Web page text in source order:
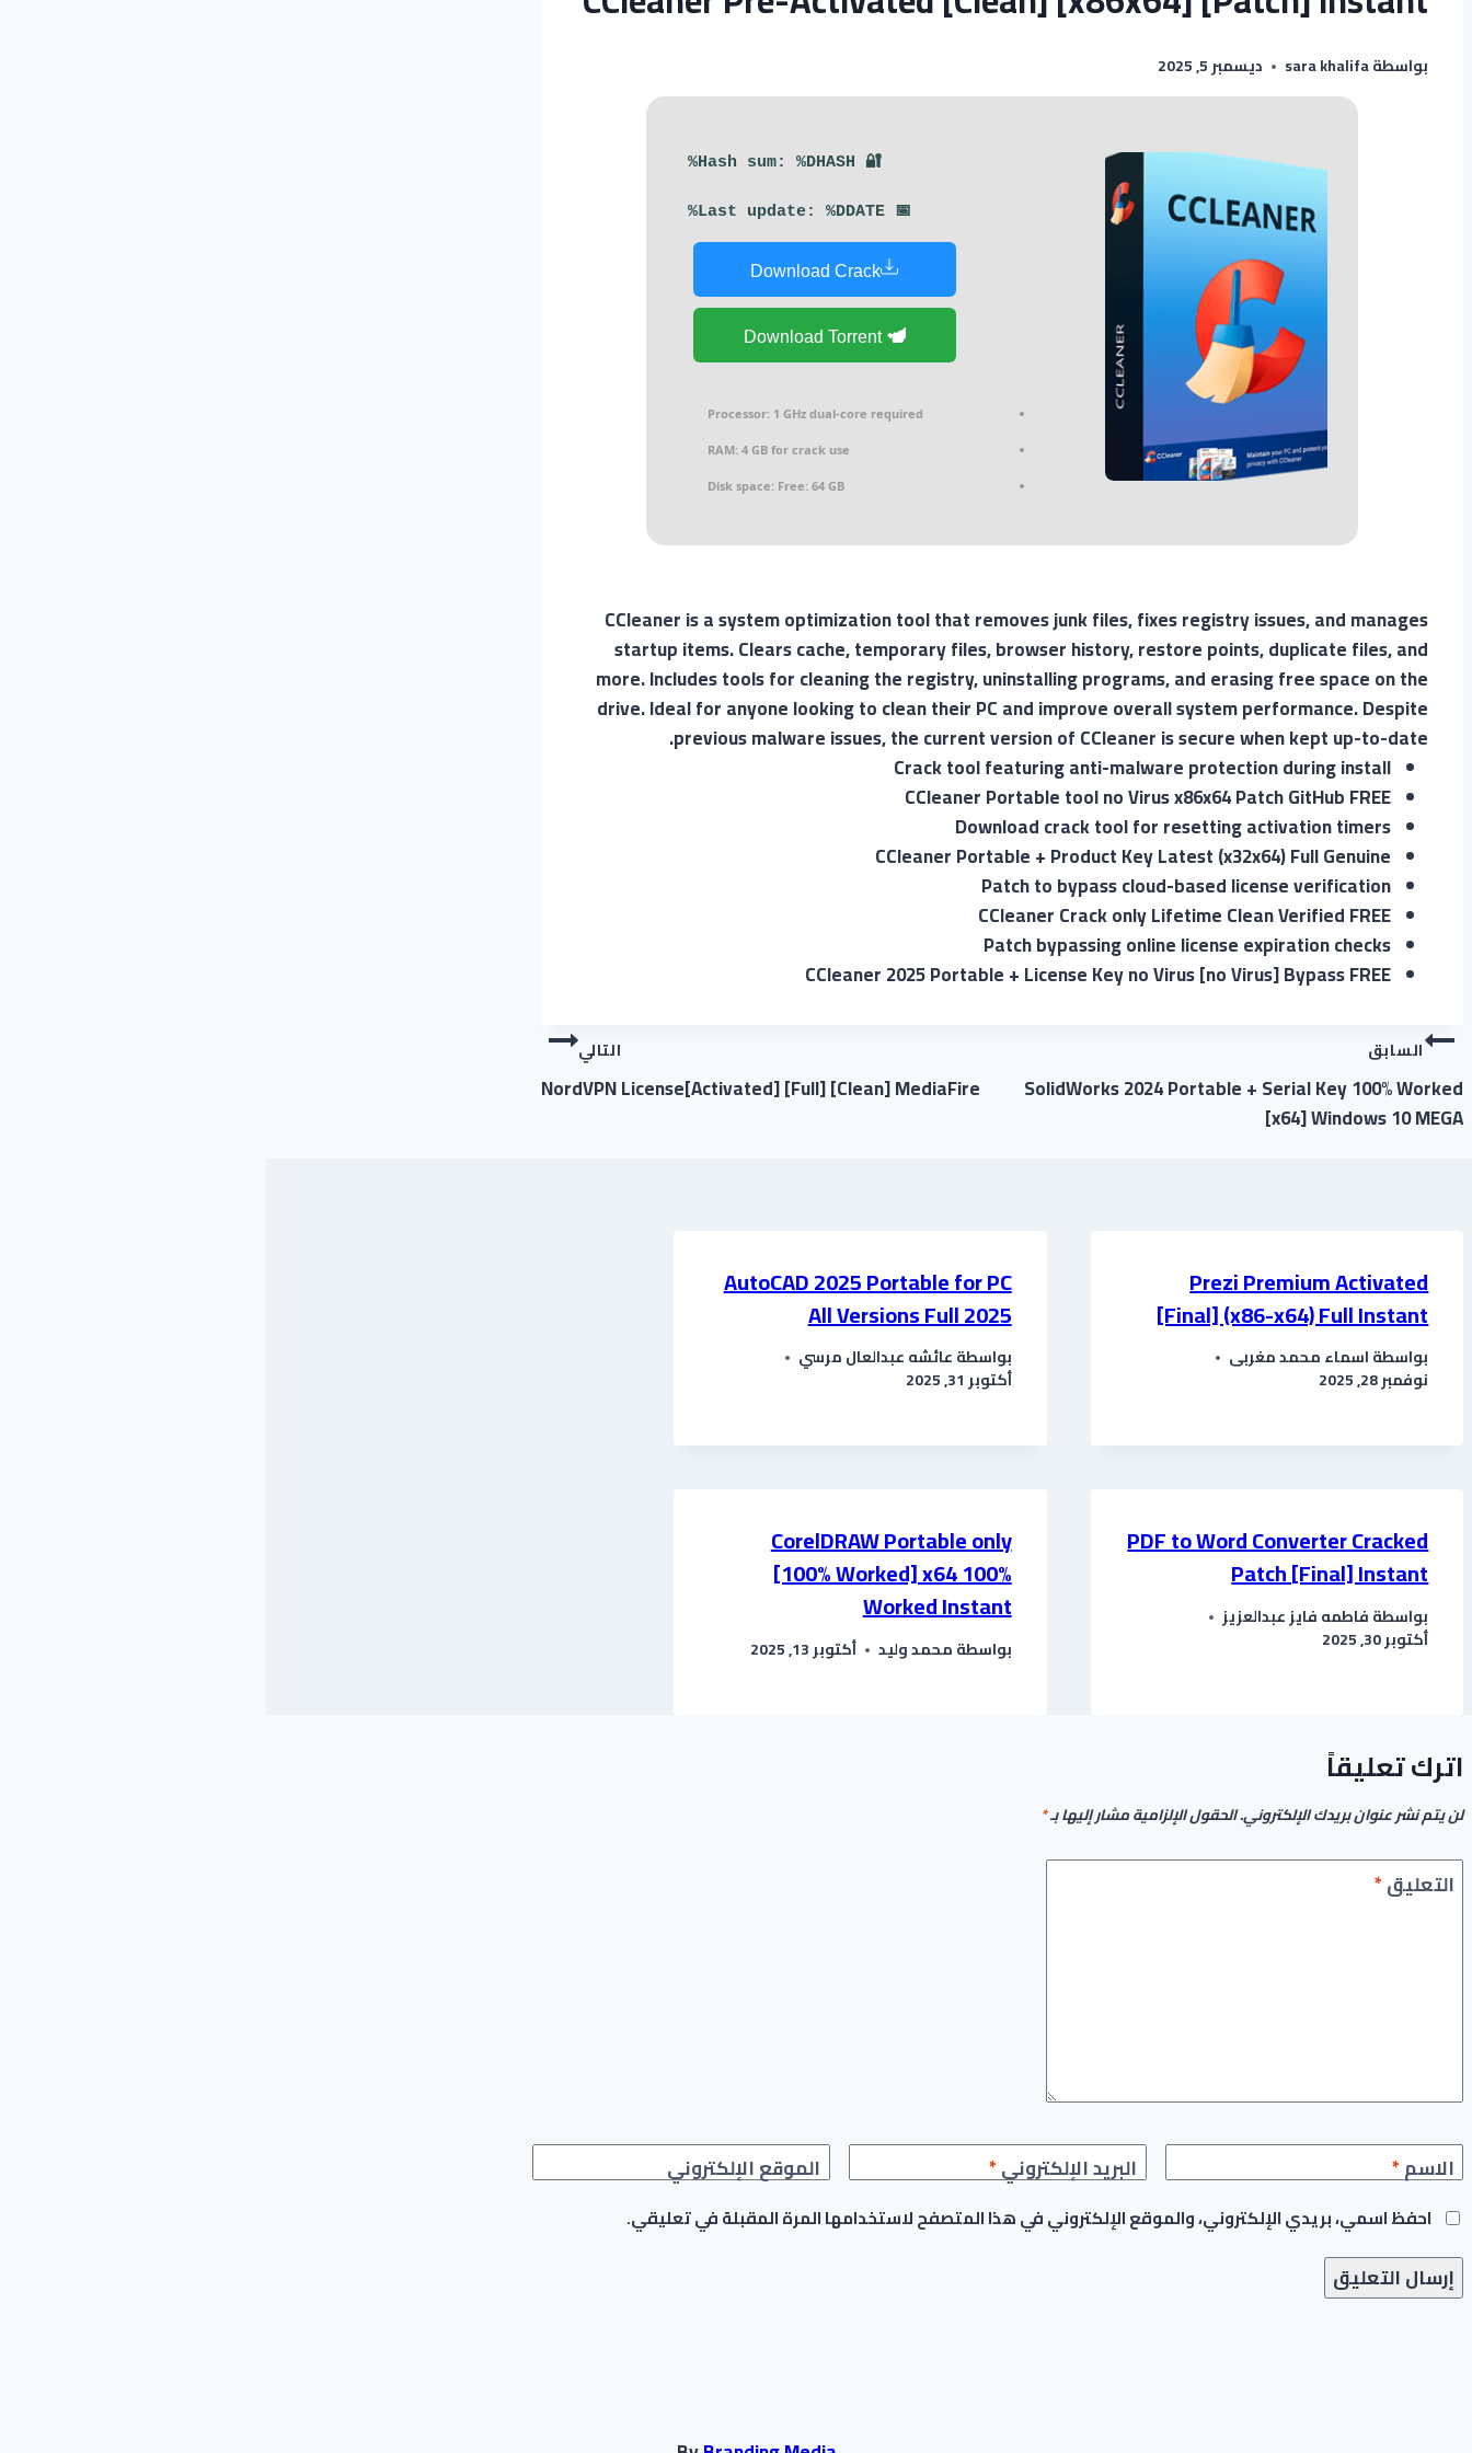
بواسطةsara khalifa ديسمبر 5, 2025
🔐 Hash sum: %DHASH%
📅 Last update: %DDATE%
Download Crack
Download Torrent
Processor: 1 GHz dual-core required
RAM: 4 GB for crack use
Disk space: Free: 64 GB
CCleaner is a system optimization tool that removes junk files, fixes registry issues, and manages
startup items. Clears cache, temporary files, browser history, restore points, duplicate files, and
more. Includes tools for cleaning the registry, uninstalling programs, and erasing free space on the
drive. Ideal for anyone looking to clean their PC and improve overall system performance. Despite
previous malware issues, the current version of CCleaner is secure when kept up-to-date.
Crack tool featuring anti-malware protection during install
CCleaner Portable tool no Virus x86x64 Patch GitHub FREE
Download crack tool for resetting activation timers
CCleaner Portable + Product Key Latest (x32x64) Full Genuine
Patch to bypass cloud-based license verification
CCleaner Crack only Lifetime Clean Verified FREE
Patch bypassing online license expiration checks
CCleaner 2025 Portable + License Key no Virus [no Virus] Bypass FREE
تصفّح
المقالات
السابق
SolidWorks 2024 Portable + Serial Key 100% Worked
[x64] Windows 10 MEGA
التالي
NordVPN License[Activated] [Full] [Clean] MediaFire
Prezi Premium Activated
[Final] (x86-x64) Full Instant
بواسطةاسماء محمد مغربى
نوفمبر 28, 2025
AutoCAD 2025 Portable for PC
All Versions Full 2025
بواسطةعائشه عبدالعال مرسي
أكتوبر 31, 2025
PDF to Word Converter Cracked
Patch [Final] Instant
بواسطةفاطمه فايز عبدالعزيز
أكتوبر 30, 2025
CorelDRAW Portable only
[100% Worked] x64 100%
Worked Instant
بواسطةمحمد وليد أكتوبر 13, 2025
اترك تعليقاً
لن يتم نشر عنوان بريدك الإلكتروني.الحقول الإلزامية مشار إليها بـ*
التعليق*
الاسم* البريد الإلكتروني* الموقع الإلكتروني
احفظ اسمي، بريدي الإلكتروني، والموقع الإلكتروني في هذا المتصفح لاستخدامها المرة المقبلة في تعليقي.